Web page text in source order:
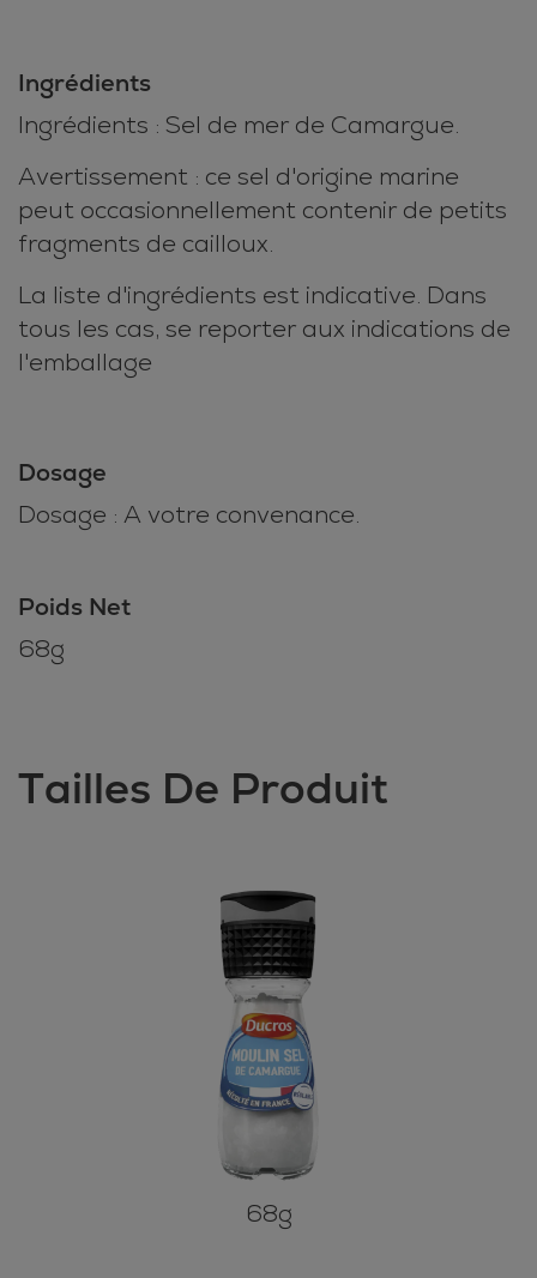
Ingrédients
Ingrédients : Sel de mer de Camargue.
Avertissement : ce sel d'origine marine
peut occasionnellement contenir de petits
fragments de cailloux.
La liste d'ingrédients est indicative. Dans
tous les cas, se reporter aux indications de
l'emballage
Dosage
Dosage : A votre convenance.
Poids Net
68g
Tailles De Produit
68g